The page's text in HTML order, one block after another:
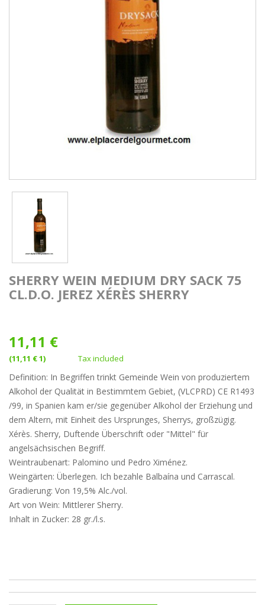
SHERRY WEIN MEDIUM DRY SACK 75
CL.D.O. JEREZ XÉRÈS SHERRY
11,11 €
(11,11 € 1) Tax included
Definition: In Begriffen trinkt Gemeinde Wein von produziertem
Alkohol der Qualität in Bestimmtem Gebiet, (VLCPRD) CE R1493
/99, in Spanien kam er/sie gegenüber Alkohol der Erziehung und
dem Altern, mit Einheit des Ursprunges, Sherrys, großzügig.
Xérès. Sherry, Duftende Überschrift oder "Mittel" für
angelsächsischen Begriff.
Weintraubenart: Palomino und Pedro Ximénez.
Weingärten: Überlegen. Ich bezahle Balbaína und Carrascal.
Gradierung: Von 19,5% Alc./vol.
Art von Wein: Mittlerer Sherry.
Inhalt in Zucker: 28 gr./l.s.